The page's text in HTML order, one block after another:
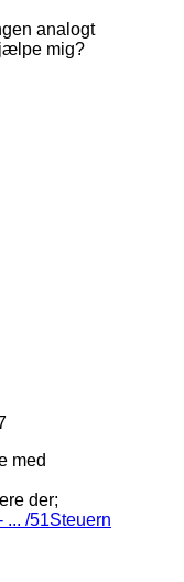
analogt
mig?
med
der;
... /51Steuern